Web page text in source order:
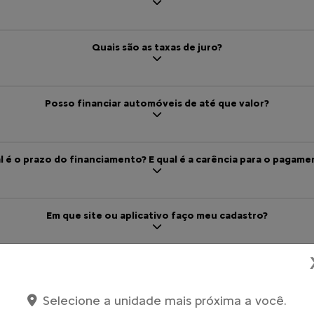
Quais são as taxas de juro?
Posso financiar automóveis de até que valor?
é o prazo do financiamento? E qual é a carência para o
Em que site ou aplicativo faço meu cadastro?
Selecione a unidade mais próxima a você.